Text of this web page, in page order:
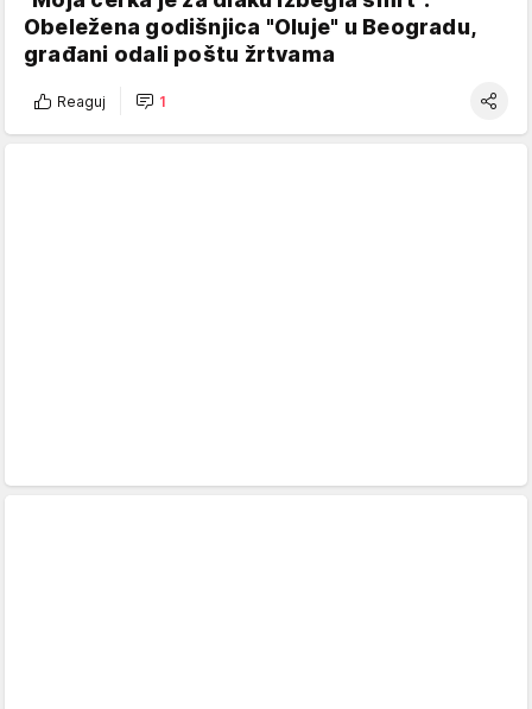
Obeležena godišnjica "Oluje" u Beogradu,
građani odali poštu žrtvama
Reaguj 1